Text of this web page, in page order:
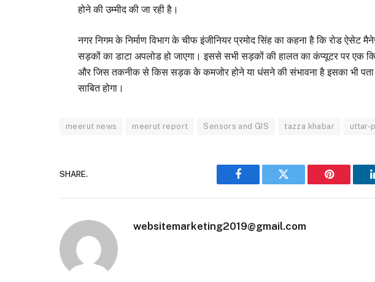
होने की उम्मीद की जा रही है।
नगर निगम के निर्माण विभाग के चीफ इंजीनियर प्रमोद सिंह का कहना है कि रोड ऐसेट
सड़कों का डाटा अपलोड हो जाएगा। इससे सभी सड़कों की हालत का कंप्यूटर पर एक
और जिस तकनीक से किस सड़क के कमजोर होने या धंसने की संभावना है इसका भी पता
साबित होगा।
meerut news meerut report Sensors and GIS tazza khabar uttar-
SHARE.
Facebook Twitter Pinterest
websitemarketing2019@gmail.com